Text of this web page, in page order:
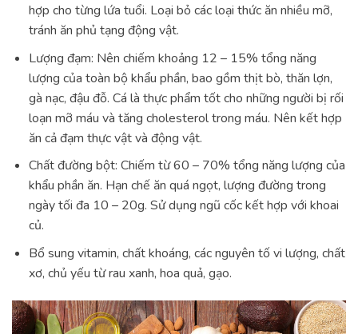
hợp cho từng lứa tuổi. Loại bỏ các loại thức ăn nhiều mỡ,
tránh ăn phủ tạng động vật.
Lượng đạm: Nên chiếm khoảng 12 – 15% tổng năng
lượng của toàn bộ khẩu phần, bao gồm thịt bò, thăn lợn,
gà nạc, đậu đỗ. Cá là thực phẩm tốt cho những người bị rối
loạn mỡ máu và tăng cholesterol trong máu. Nên kết hợp
ăn cả đạm thực vật và động vật.
Chất đường bột: Chiếm từ 60 – 70% tổng năng lượng của
khẩu phần ăn. Hạn chế ăn quá ngọt, lượng đường trong
ngày tối đa 10 – 20g. Sử dụng ngũ cốc kết hợp với khoai
củ.
Bổ sung vitamin, chất khoáng, các nguyên tố vi lượng, chất
xơ, chủ yếu từ rau xanh, hoa quả, gạo.